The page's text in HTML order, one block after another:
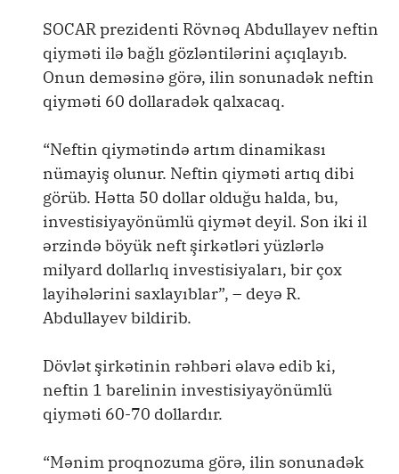
SOCAR prezidenti Rövnəq Abdullayev neftin
qiyməti ilə bağlı gözləntilərini açıqlayıb.
Onun deməsinə görə, ilin sonunadək neftin
qiyməti 60 dollaradək qalxacaq.
“Neftin qiymətində artım dinamikası
nümayiş olunur. Neftin qiyməti artıq dibi
görüb. Hətta 50 dollar olduğu halda, bu,
investisiyayönümlü qiymət deyil. Son iki il
ərzində böyük neft şirkətləri yüzlərlə
milyard dollarlıq investisiyaları, bir çox
layihələrini saxlayıblar”, – deyə R.
Abdullayev bildirib.
Dövlət şirkətinin rəhbəri əlavə edib ki,
neftin 1 barelinin investisiyayönümlü
qiyməti 60-70 dollardır.
“Mənim proqnozuma görə, ilin sonunadək